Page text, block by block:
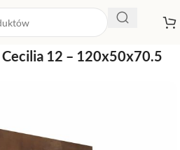
/Donice na nóżkach
12 – 120x50x70.5